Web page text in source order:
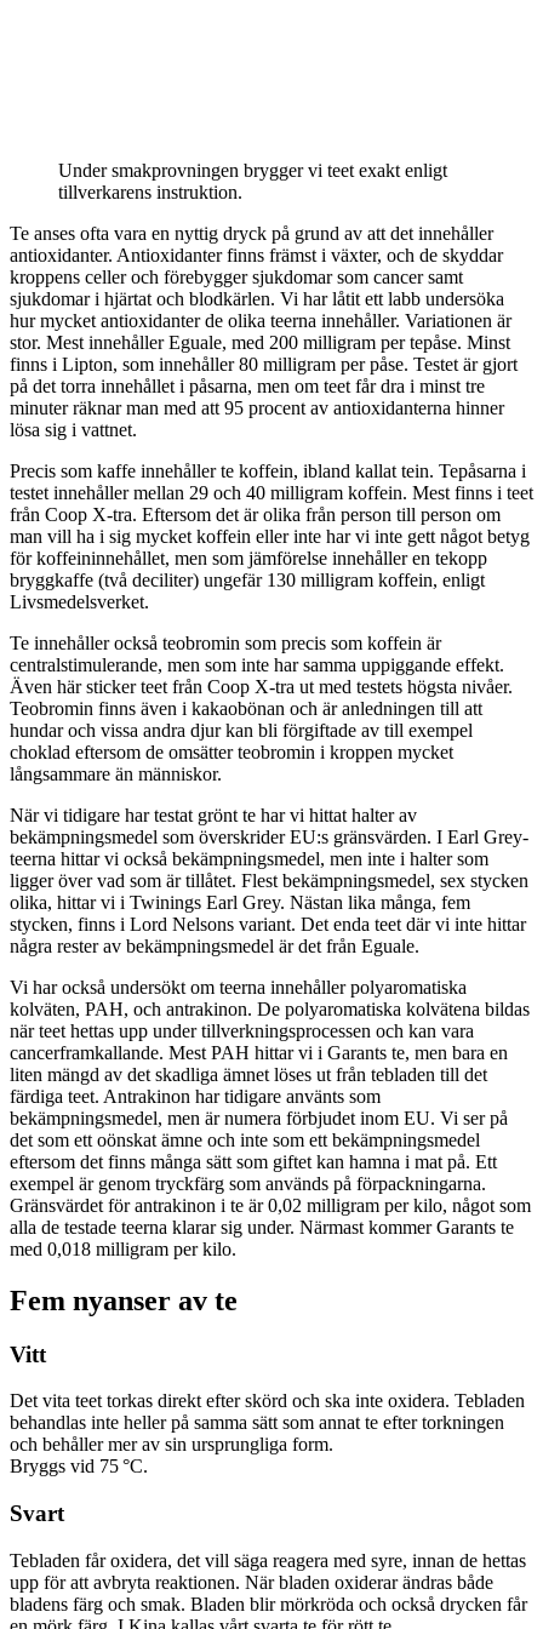
Under smakprovningen brygger vi teet exakt enligt
tillverkarens instruktion.
Te anses ofta vara en nyttig dryck på grund av att det innehåller
antioxidanter. Antioxidanter finns främst i växter, och de skyddar
kroppens celler och förebygger sjukdomar som cancer samt
sjukdomar i hjärtat och blodkärlen. Vi har låtit ett labb undersöka
hur mycket antioxidanter de olika teerna innehåller. Variationen är
stor. Mest innehåller Eguale, med 200 milligram per tepåse. Minst
finns i Lipton, som innehåller 80 milligram per påse. Testet är gjort
på det torra innehållet i påsarna, men om teet får dra i minst tre
minuter räknar man med att 95 procent av antioxidanterna hinner
lösa sig i vattnet.
Precis som kaffe innehåller te koffein, ibland kallat tein. Tepåsarna i
testet innehåller mellan 29 och 40 milligram koffein. Mest finns i teet
från Coop X-tra. Eftersom det är olika från person till person om
man vill ha i sig mycket koffein eller inte har vi inte gett något betyg
för koffeininnehållet, men som jämförelse innehåller en tekopp
bryggkaffe (två deciliter) ungefär 130 milligram koffein, enligt
Livsmedelsverket.
Te innehåller också teobromin som precis som koffein är
centralstimulerande, men som inte har samma uppiggande effekt.
Även här sticker teet från Coop X-tra ut med testets högsta nivåer.
Teobromin finns även i kakaobönan och är anledningen till att
hundar och vissa andra djur kan bli förgiftade av till exempel
choklad eftersom de omsätter teobromin i kroppen mycket
långsammare än människor.
När vi tidigare har testat grönt te har vi hittat halter av
bekämpningsmedel som överskrider EU:s gränsvärden. I Earl Grey-
teerna hittar vi också bekämpningsmedel, men inte i halter som
ligger över vad som är tillåtet. Flest bekämpningsmedel, sex stycken
olika, hittar vi i Twinings Earl Grey. Nästan lika många, fem
stycken, finns i Lord Nelsons variant. Det enda teet där vi inte hittar
några rester av bekämpningsmedel är det från Eguale.
Vi har också undersökt om teerna innehåller polyaromatiska
kolväten, PAH, och antrakinon. De polyaromatiska kolvätena bildas
när teet hettas upp under tillverkningsprocessen och kan vara
cancerframkallande. Mest PAH hittar vi i Garants te, men bara en
liten mängd av det skadliga ämnet löses ut från tebladen till det
färdiga teet. Antrakinon har tidigare använts som
bekämpningsmedel, men är numera förbjudet inom EU. Vi ser på
det som ett oönskat ämne och inte som ett bekämpningsmedel
eftersom det finns många sätt som giftet kan hamna i mat på. Ett
exempel är genom tryckfärg som används på förpackningarna.
Gränsvärdet för antrakinon i te är 0,02 milligram per kilo, något som
alla de testade teerna klarar sig under. Närmast kommer Garants te
med 0,018 milligram per kilo.
Fem nyanser av te
Vitt
Det vita teet torkas direkt efter skörd och ska inte oxidera. Tebladen
behandlas inte heller på samma sätt som annat te efter torkningen
och behåller mer av sin ursprungliga form.
Bryggs vid 75 °C.
Svart
Tebladen får oxidera, det vill säga reagera med syre, innan de hettas
upp för att avbryta reaktionen. När bladen oxiderar ändras både
bladens färg och smak. Bladen blir mörkröda och också drycken får